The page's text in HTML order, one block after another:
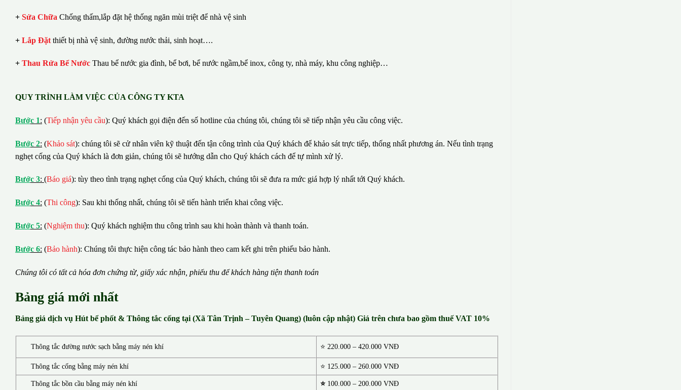
+ Sửa Chữa Chống thấm,lắp đặt hệ thống ngăn mùi triệt để nhà vệ sinh
+ Lắp Đặt thiết bị nhà vệ sinh, đường nước thải, sinh hoạt….
+ Thau Rửa Bể Nước Thau bể nước gia đình, bể bơi, bể nước ngầm,bể inox, công ty, nhà máy, khu công nghiệp…
QUY TRÌNH LÀM VIỆC CỦA CÔNG TY KTA
Bước 1: (Tiếp nhận yêu cầu): Quý khách gọi điện đến số hotline của chúng tôi, chúng tôi sẽ tiếp nhận yêu cầu công việc.
Bước 2: (Khảo sát): chúng tôi sẽ cử nhân viên kỹ thuật đến tận công trình của Quý khách để khảo sát trực tiếp, thống nhất phương án. Nếu tình trạng
nghẹt cống của Quý khách là đơn giản, chúng tôi sẽ hướng dẫn cho Quý khách cách để tự mình xử lý.
Bước 3: (Báo giá): tùy theo tình trạng nghẹt cống của Quý khách, chúng tôi sẽ đưa ra mức giá hợp lý nhất tới Quý khách.
Bước 4: (Thi công): Sau khi thống nhất, chúng tôi sẽ tiến hành triển khai công việc.
Bước 5: (Nghiệm thu): Quý khách nghiệm thu công trình sau khi hoàn thành và thanh toán.
Bước 6: (Bảo hành): Chúng tôi thực hiện công tác bảo hành theo cam kết ghi trên phiếu bảo hành.
Chúng tôi có tất cả hóa đơn chứng từ, giấy xác nhận, phiếu thu đểkhách hàng tiện thanh toán
Bảng giá mới nhất
Bảng giá dịch vụ Hút bể phốt & Thông tắc cống tại (Xã Tân Trịnh – Tuyên Quang) (luôn cập nhật) Giá trên chưa bao gồm thuế VAT 10%
Thông tắc đường nước sạch bằng máy nén khí ⭐ 220.000 – 420.000 VNĐ
Thông tắc cống bằng máy nén khí ⭐ 125.000 – 260.000 VNĐ
Thông tắc bồn cầu bằng máy nén khí ⭐ 100.000 – 200.000 VNĐ